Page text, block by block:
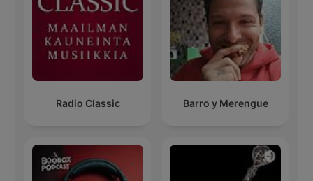
Radio Classic Barro y Merengue